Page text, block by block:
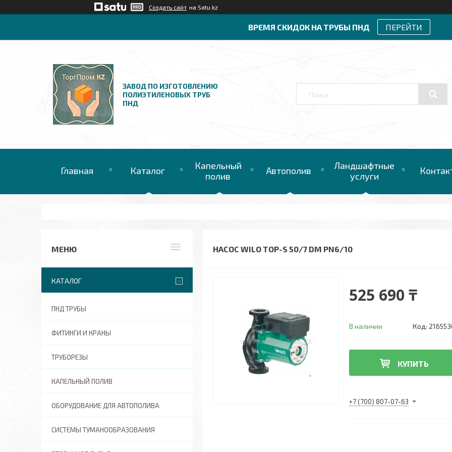
Создать сайт на Satu.kz
ВРЕМЯ СКИДОК НА ТРУБЫ ПНД ПЕРЕЙТИ
ЗАВОД ПО ИЗГОТОВЛЕНИЮ
ПОЛИЭТИЛЕНОВЫХ ТРУБ
ПНД
Главная Каталог
Капельный
полив
Автополив
Ландшафтные
услуги
НАСОС WILO TOP-S 50/7 DM PN6/10
525 690 ₸
В наличии Код:
КУПИТЬ
+7 (700) 807-07-63
КАТАЛОГ
ПНД ТРУБЫ
ФИТИНГИ И КРАНЫ
ТРУБОРЕЗЫ
КАПЕЛЬНЫЙ ПОЛИВ
ОБОРУДОВАНИЕ ДЛЯ АВТОПОЛИВА
СИСТЕМЫ ТУМАНООБРАЗОВАНИЯ